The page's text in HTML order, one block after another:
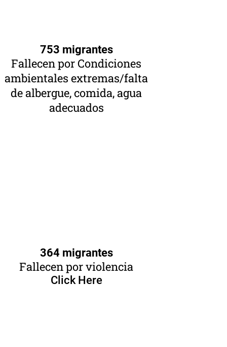
753 migrantes
Fallecen por Condiciones
ambientales extremas/falta
de albergue, comida, agua
adecuados
364 migrantes
Fallecen por violencia
Click Here